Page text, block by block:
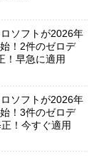
ソフトが2026年
！2件のゼロデ
！早急に適用
ソフトが2026年
！3件のゼロデ
！今すぐ適用